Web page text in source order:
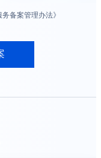
备案管理办法》